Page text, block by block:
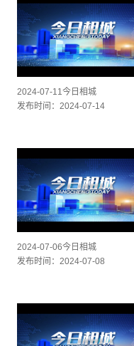
2024-07-11今日相城
发布时间：2024-07-14
2024-07-06今日相城
发布时间：2024-07-08